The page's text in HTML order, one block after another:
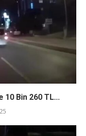
10 Bin 260 TL...